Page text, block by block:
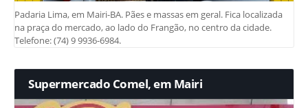
Padaria Lima, em Mairi-BA. Pães e massas em geral. Fica localizada
na praça do mercado, ao lado do Frangão, no centro da cidade.
Telefone: (74) 9 9936-6984.
Supermercado Comel, em Mairi